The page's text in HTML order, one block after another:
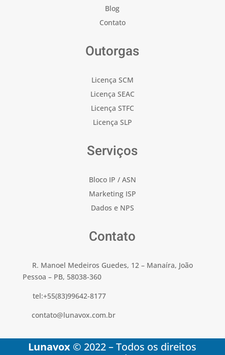
Blog
Contato
Outorgas
Licença SCM
Licença SEAC
Licença STFC
Licença SLP
Serviços
Bloco IP / ASN
Marketing ISP
Dados e NPS
Contato
R. Manoel Medeiros Guedes, 12 – Manaíra, João
Pessoa – PB, 58038-360
tel:+55(83)99642-8177
contato@lunavox.com.br
Lunavox © 2022 – Todos os direitos